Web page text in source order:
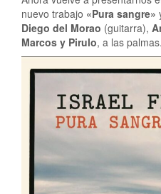
nuevo trabajo «Pura sangre»
Diego del Morao (guitarra),
Marcos y Pirulo, a las palmas.